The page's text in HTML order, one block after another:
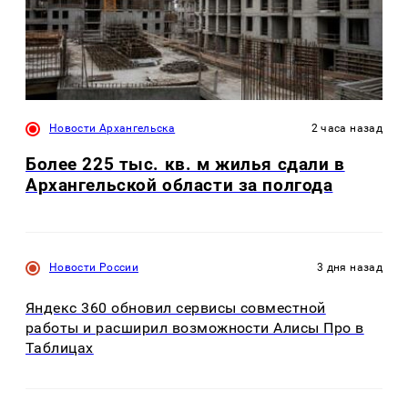
Новости Архангельска 2 часа назад
Более 225 тыс. кв. м жилья сдали в
Архангельской области за полгода
Новости России 3 дня назад
Яндекс 360 обновил сервисы совместной
работы и расширил возможности Алисы Про в
Таблицах